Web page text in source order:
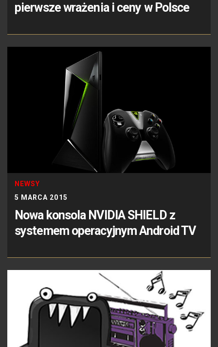
pierwsze wrażenia i ceny w Polsce
NEWSY
5 MARCA 2015
Nowa konsola NVIDIA SHIELD z
systemem operacyjnym Android TV